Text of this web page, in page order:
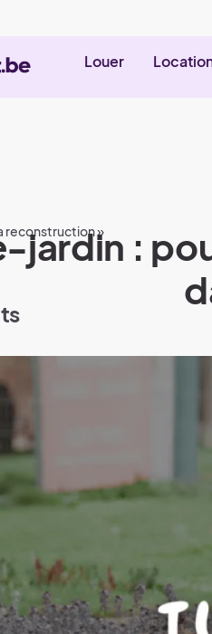
Louer
reconstruction »
jardin :